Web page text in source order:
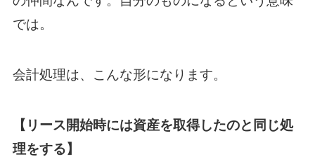
では。
会計処理は、こんな形になります。
【リース開始時には資産を取得したのと同じ処
理をする】